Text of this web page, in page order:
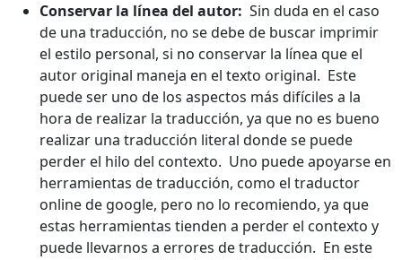
Conservar la línea del autor: Sin duda en el caso
de una traducción, no se debe de buscar imprimir
el estilo personal, si no conservar la línea que el
autor original maneja en el texto original. Este
puede ser uno de los aspectos más difíciles a la
hora de realizar la traducción, ya que no es bueno
realizar una traducción literal donde se puede
perder el hilo del contexto. Uno puede apoyarse en
herramientas de traducción, como el traductor
online de google, pero no lo recomiendo, ya que
estas herramientas tienden a perder el contexto y
puede llevarnos a errores de traducción. En este